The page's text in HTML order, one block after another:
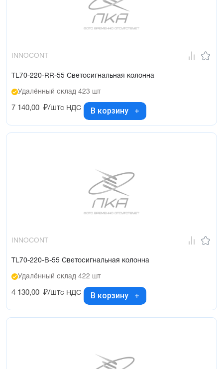
INNOCONT
TL70-220-RR-55 Светосигнальная колонна
Удалённый склад 423 шт
7 140,00 ₽/штс НДС В корзину
INNOCONT
TL70-220-B-55 Светосигнальная колонна
Удалённый склад 422 шт
4 130,00 ₽/штс НДС В корзину